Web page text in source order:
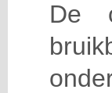
De